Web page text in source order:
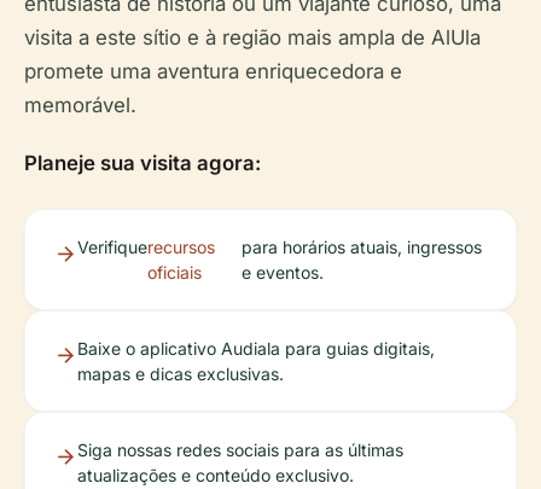
visita a este sítio e à região mais ampla de AlUla
promete uma aventura enriquecedora e
memorável.
Planeje sua visita agora:
Verifiquerecursos
oficiais
para horários atuais, ingressos
e eventos.
Baixe o aplicativo Audiala para guias digitais,
mapas e dicas exclusivas.
Siga nossas redes sociais para as últimas
atualizações e conteúdo exclusivo.